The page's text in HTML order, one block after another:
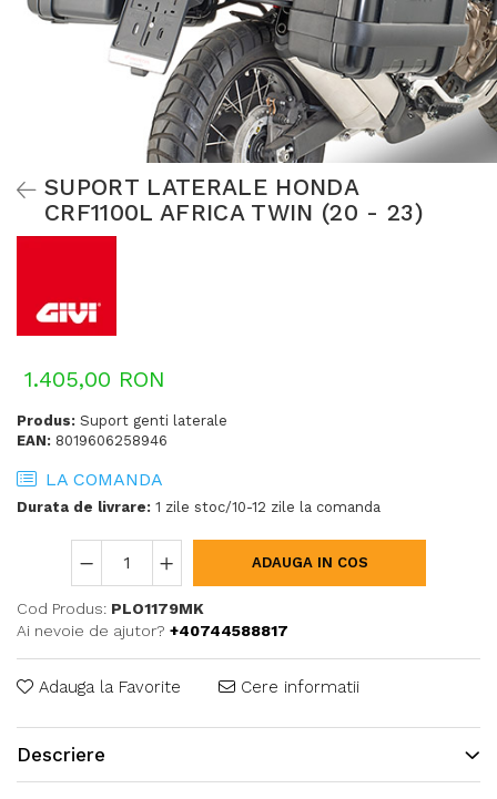
SUPORT LATERALE HONDA
CRF1100L AFRICA TWIN (20 - 23)
1.405,00 RON
Produs: Suport genti laterale
EAN: 8019606258946
LA COMANDA
Durata de livrare: 1 zile stoc/10-12 zile la comanda
ADAUGA IN COS
Cod Produs: PLO1179MK
Ai nevoie de ajutor? +40744588817
Adauga la Favorite Cere informatii
Descriere